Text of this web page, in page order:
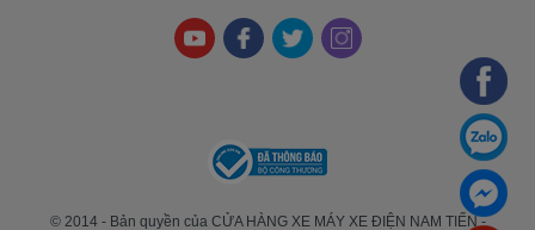
© 2014 - Bản quyền của CỬA HÀNG XE MÁY XE ĐIỆN NAM TIẾN -